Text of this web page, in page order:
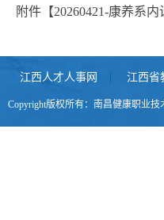
附件【20260421-康养系
江西人才人事网 江西省
Copyright版权所有：南昌健康职业